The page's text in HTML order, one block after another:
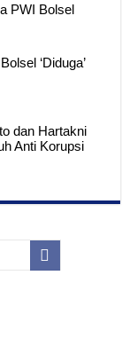
PWI Bolsel
‘Diduga’
dan Hartakni
Anti Korupsi